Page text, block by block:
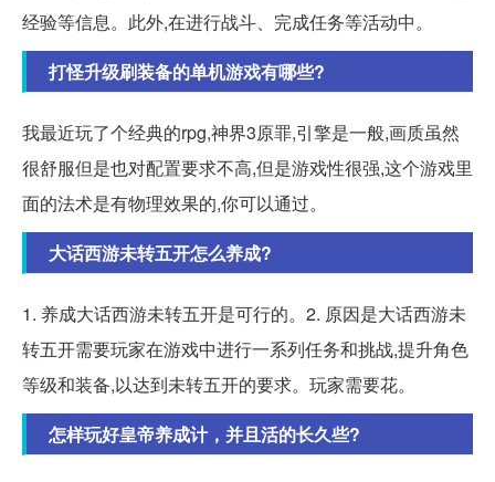
经验等信息。此外,在进行战斗、完成任务等活动中。
打怪升级刷装备的单机游戏有哪些?
我最近玩了个经典的rpg,神界3原罪,引擎是一般,画质虽然
很舒服但是也对配置要求不高,但是游戏性很强,这个游戏里
面的法术是有物理效果的,你可以通过。
大话西游未转五开怎么养成?
1. 养成大话西游未转五开是可行的。2. 原因是大话西游未
转五开需要玩家在游戏中进行一系列任务和挑战,提升角色
等级和装备,以达到未转五开的要求。玩家需要花。
怎样玩好皇帝养成计，并且活的长久些?